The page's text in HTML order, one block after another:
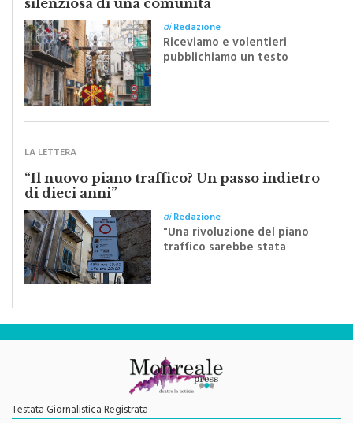
Monreale e il suo Crocifisso: la forza
silenziosa di una comunità
diRedazione
Riceviamo e volentieri
Sapienza all'indomani della
LA LETTERA
“Il nuovo piano traffico? Un passo indietro
di dieci anni”
diRedazione
"Una rivoluzione del piano